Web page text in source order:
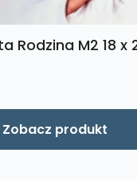
Rodzina M2 18 x
Zobacz produkt